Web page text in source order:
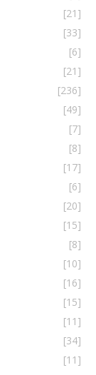
[21]
[33]
[6]
[21]
[236]
[49]
[7]
[8]
[17]
[6]
[20]
[15]
[8]
[10]
[16]
[15]
[11]
[34]
[11]